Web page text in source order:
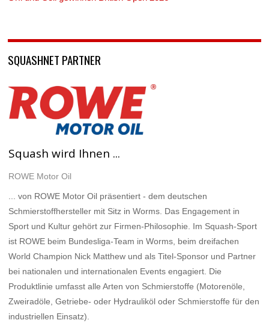
SQUASHNET PARTNER
Squash wird Ihnen ...
ROWE Motor Oil
... von ROWE Motor Oil präsentiert - dem deutschen
Schmierstoffhersteller mit Sitz in Worms. Das Engagement in
Sport und Kultur gehört zur Firmen-Philosophie. Im Squash-Sport
ist ROWE beim Bundesliga-Team in Worms, beim dreifachen
World Champion Nick Matthew und als Titel-Sponsor und Partner
bei nationalen und internationalen Events engagiert. Die
Produktlinie umfasst alle Arten von Schmierstoffe (Motorenöle,
Zweiradöle, Getriebe- oder Hydrauliköl oder Schmierstoffe für den
industriellen Einsatz).